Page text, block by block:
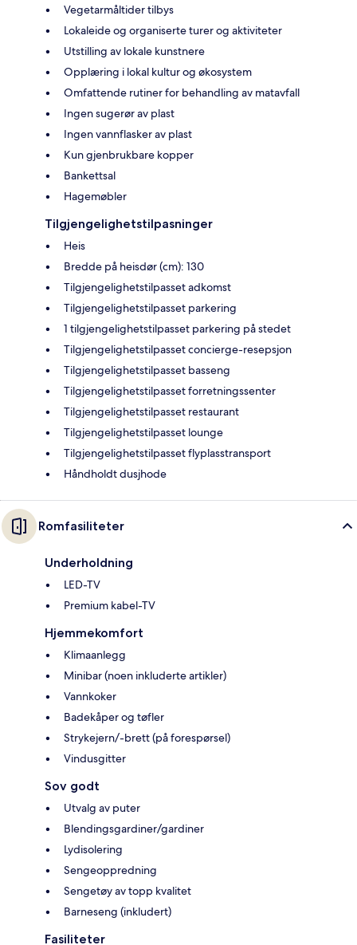
Vegetarmåltider tilbys
Lokaleide og organiserte turer og aktiviteter
Utstilling av lokale kunstnere
Opplæring i lokal kultur og økosystem
Omfattende rutiner for behandling av matavfall
Ingen sugerør av plast
Ingen vannflasker av plast
Kun gjenbrukbare kopper
Bankettsal
Hagemøbler
Tilgjengelighetstilpasninger
Heis
Bredde på heisdør (cm): 130
Tilgjengelighetstilpasset adkomst
Tilgjengelighetstilpasset parkering
1 tilgjengelighetstilpasset parkering på stedet
Tilgjengelighetstilpasset concierge-resepsjon
Tilgjengelighetstilpasset basseng
Tilgjengelighetstilpasset forretningssenter
Tilgjengelighetstilpasset restaurant
Tilgjengelighetstilpasset lounge
Tilgjengelighetstilpasset flyplasstransport
Håndholdt dusjhode
Romfasiliteter
Underholdning
LED-TV
Premium kabel-TV
Hjemmekomfort
Klimaanlegg
Minibar (noen inkluderte artikler)
Vannkoker
Badekåper og tøfler
Strykejern/-brett (på forespørsel)
Vindusgitter
Sov godt
Utvalg av puter
Blendingsgardiner/gardiner
Lydisolering
Sengeoppredning
Sengetøy av topp kvalitet
Barneseng (inkludert)
Fasiliteter